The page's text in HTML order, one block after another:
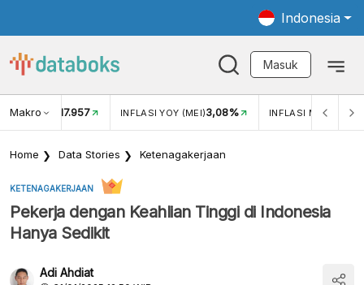
Indonesia
Masuk
Makro
USD/IDR 17.957 INFLASI YOY (MEI)3,08% INFLASI MOM (MEI)
Home Data Stories Ketenagakerjaan
KETENAGAKERJAAN
Pekerja dengan Keahlian Tinggi di Indonesia
Hanya Sedikit
Adi Ahdiat